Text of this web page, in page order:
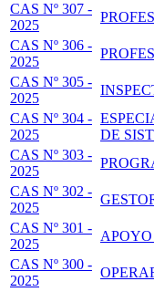
CAS Nº 307 -
2025
CAS Nº 306 -
2025
CAS Nº 305 -
2025
CAS Nº 304 -
2025
DE
CAS Nº 303 -
2025
CAS Nº 302 -
2025
CAS Nº 301 -
2025
CAS Nº 300 -
2025